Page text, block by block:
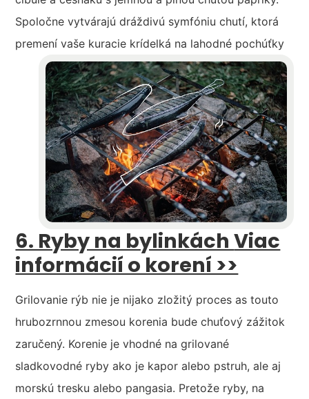
Spoločne vytvárajú dráždivú symfóniu chutí, ktorá
premení vaše kuracie krídelká na lahodné pochúťky
6. Ryby na bylinkáchViac
informácií o korení >>
Grilovanie rýb nie je nijako zložitý proces as touto
hrubozrnnou zmesou korenia bude chuťový zážitok
zaručený. Korenie je vhodné na grilované
sladkovodné ryby ako je kapor alebo pstruh, ale aj
morskú tresku alebo pangasia. Pretože ryby, na